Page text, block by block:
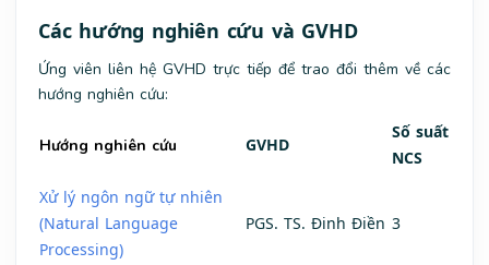
Các hướng nghiên cứu và GVHD
Ứng viên liên hệ GVHD trực tiếp để trao đổi thêm về các
hướng nghiên cứu:
Hướng nghiên cứu GVHD
Số suất
NCS
Xử lý ngôn ngữ tự nhiên
(Natural Language
Processing)
PGS. TS. Đinh Điền 3